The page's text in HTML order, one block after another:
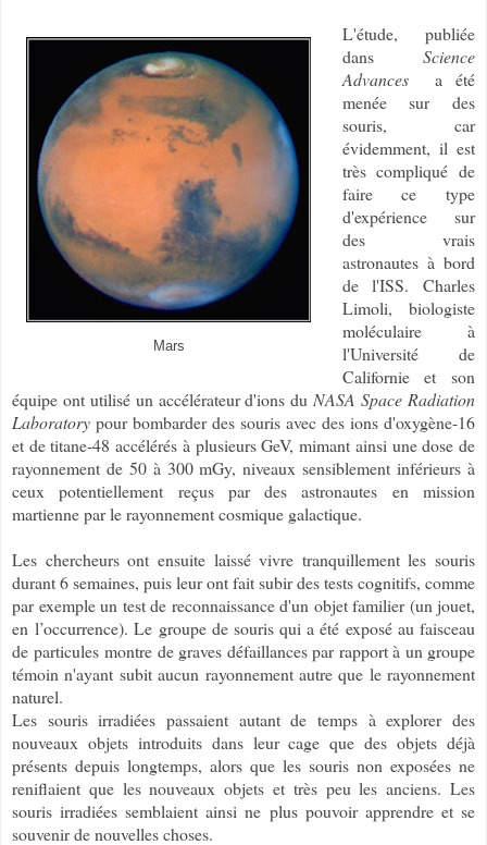
Mars
L'étude, publiée
dans Science
Advancesa été
menée sur des
souris, car
évidemment, il est
très compliqué de
faire ce type
d'expérience sur
des vrais
astronautes à bord
de l'ISS. Charles
Limoli, biologiste
moléculaire à
l'Université de
Californie et son
équipe ont utilisé un accélérateur d'ions du NASA Space Radiation
Laboratory pour bombarder des souris avec des ions d'oxygène-16
et de titane-48 accélérés à plusieurs GeV, mimant ainsi une dose de
rayonnement de 50 à 300 mGy, niveaux sensiblement inférieurs à
ceux potentiellement reçus par des astronautes en mission
martienne par le rayonnement cosmique galactique.
Les chercheurs ont ensuite laissé vivre tranquillement les souris
durant 6 semaines, puis leur ont fait subir des tests cognitifs, comme
par exemple un test de reconnaissance d'un objet familier (un jouet,
en l’occurrence). Le groupe de souris qui a été exposé au faisceau
de particules montre de graves défaillances par rapport à un groupe
témoin n'ayant subit aucun rayonnement autre que le rayonnement
naturel.
Les souris irradiées passaient autant de temps à explorer des
nouveaux objets introduits dans leur cage que des objets déjà
présents depuis longtemps, alors que les souris non exposées ne
reniflaient que les nouveaux objets et très peu les anciens. Les
souris irradiées semblaient ainsi ne plus pouvoir apprendre et se
souvenir de nouvelles choses.